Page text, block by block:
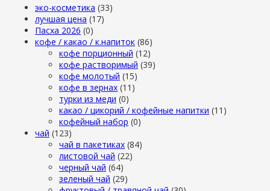
эко-косметика (33)
лучшая цена (17)
Пасха 2026 (0)
кофе / какао / к.напиток (86)
кофе порционный (12)
кофе растворимый (39)
кофе молотый (15)
кофе в зернах (11)
турки из меди (0)
какао / цикорий / кофейные напитки (11)
кофейный набор (0)
чай (123)
чай в пакетиках (84)
листовой чай (22)
черный чай (64)
зеленый чай (29)